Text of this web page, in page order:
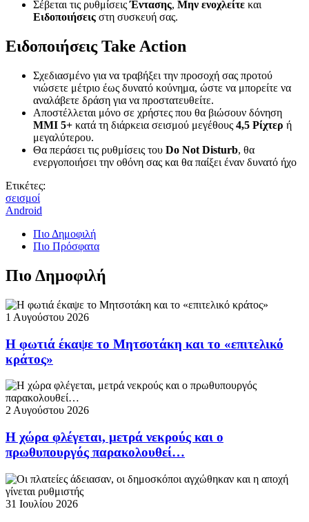
Σέβεται τις ρυθμίσειςΈντασης, Μην ενοχλείτε και
Ειδοποιήσεις στη συσκευή σας.
Ειδοποιήσεις Take Action
Σχεδιασμένο για να τραβήξει την προσοχή σας προτού
νιώσετε μέτριο έως δυνατό κούνημα, ώστε να μπορείτε να
αναλάβετε δράση για να προστατευθείτε.
Αποστέλλεται μόνο σε χρήστες που θα βιώσουν δόνηση
MMI 5+ κατά τη διάρκεια σεισμού μεγέθους 4,5 Ρίχτερ ή
μεγαλύτερου.
Θα περάσει τις ρυθμίσεις του Do Not Disturb, θα
ενεργοποιήσει την οθόνη σας και θα παίξει έναν δυνατό ήχο
Ετικέτες:
σεισμοί
Android
Πιο Δημοφιλή
Πιο Πρόσφατα
Πιο Δημοφιλή
1 Αυγούστου 2026
Η φωτιά έκαψε το Μητσοτάκη και το «επιτελικό
κράτος»
2 Αυγούστου 2026
Η χώρα φλέγεται, μετρά νεκρούς και ο
πρωθυπουργός παρακολουθεί…
31 Ιουλίου 2026